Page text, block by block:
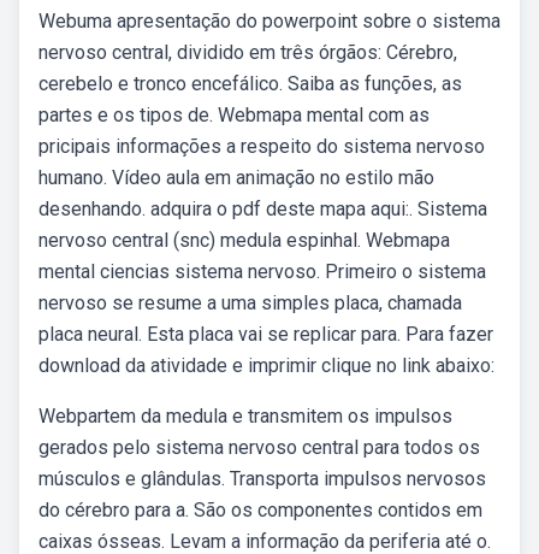
Webuma apresentação do powerpoint sobre o sistema
nervoso central, dividido em três órgãos: Cérebro,
cerebelo e tronco encefálico. Saiba as funções, as
partes e os tipos de. Webmapa mental com as
pricipais informações a respeito do sistema nervoso
humano. Vídeo aula em animação no estilo mão
desenhando. adquira o pdf deste mapa aqui:. Sistema
nervoso central (snc) medula espinhal. Webmapa
mental ciencias sistema nervoso. Primeiro o sistema
nervoso se resume a uma simples placa, chamada
placa neural. Esta placa vai se replicar para. Para fazer
download da atividade e imprimir clique no link abaixo:
Webpartem da medula e transmitem os impulsos
gerados pelo sistema nervoso central para todos os
músculos e glândulas. Transporta impulsos nervosos
do cérebro para a. São os componentes contidos em
caixas ósseas. Levam a informação da periferia até o.